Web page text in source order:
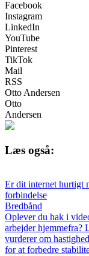
Facebook
Instagram
LinkedIn
YouTube
Pinterest
TikTok
Mail
RSS
Otto Andersen
Otto
Andersen
Læs også:
Er dit internet hurtigt
forbindelse
Bredbånd
Oplever du hak i
arbejder hjemmefra?
vurderer om
for at forbedre